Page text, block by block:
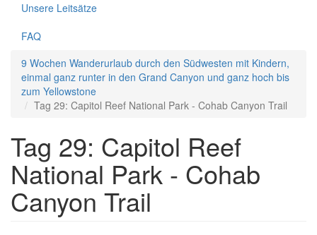
Unsere Leitsätze
FAQ
9 Wochen Wanderurlaub durch den Südwesten mit Kindern,
einmal ganz runter in den Grand Canyon und ganz hoch bis
zum Yellowstone
Tag 29: Capitol Reef National Park - Cohab Canyon Trail
Tag 29: Capitol Reef
National Park - Cohab
Canyon Trail